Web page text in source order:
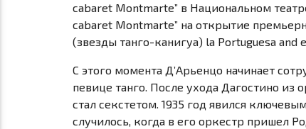
cabaret Montmarte” в Национальном
cabaret Montmarte” на открытие
(звезды танго-канигуа) la Portuguesa and
С этого момента Д’Aрьенцо начинает
певице танго. После ухода Дагостино
стал секстетом. 1935 год явился
случилось, когда в его оркестр пришел